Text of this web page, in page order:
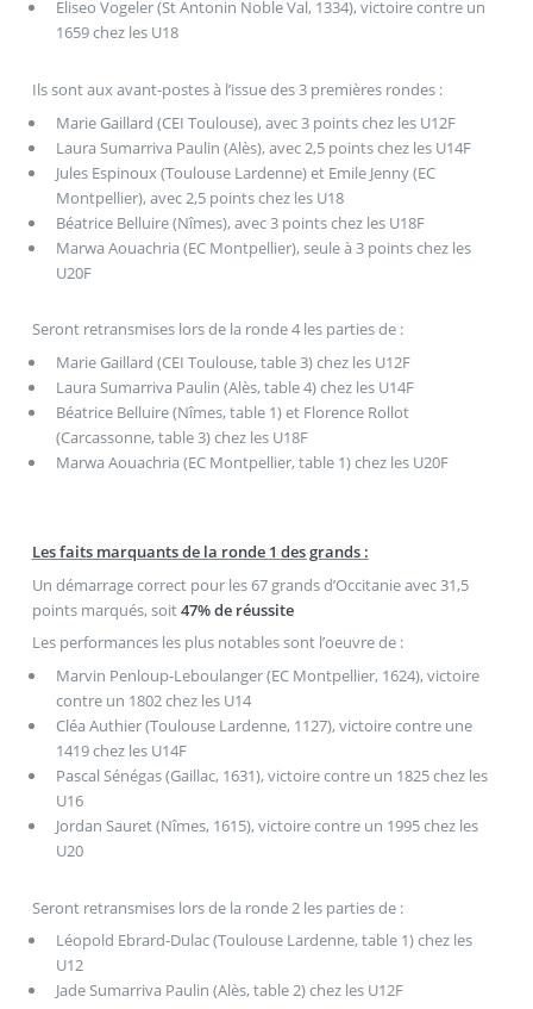
Eliseo Vogeler (St Antonin Noble Val, 1334), victoire contre un
1659 chez les U18
Ils sont aux avant-postes à l’issue des 3 premières rondes :
Marie Gaillard (CEI Toulouse), avec 3 points chez les U12F
Laura Sumarriva Paulin (Alès), avec 2,5 points chez les U14F
Jules Espinoux (Toulouse Lardenne) et Emile Jenny (EC
Montpellier), avec 2,5 points chez les U18
Béatrice Belluire (Nîmes), avec 3 points chez les U18F
Marwa Aouachria (EC Montpellier), seule à 3 points chez les
U20F
Seront retransmises lors de la ronde 4 les parties de :
Marie Gaillard (CEI Toulouse, table 3) chez les U12F
Laura Sumarriva Paulin (Alès, table 4) chez les U14F
Béatrice Belluire (Nîmes, table 1) et Florence Rollot
(Carcassonne, table 3) chez les U18F
Marwa Aouachria (EC Montpellier, table 1) chez les U20F
Les faits marquants de la ronde 1 des grands :
Un démarrage correct pour les 67 grands d’Occitanie avec 31,5
points marqués, soit47% de réussite
Les performances les plus notables sont l’oeuvre de :
Marvin Penloup-Leboulanger (EC Montpellier, 1624), victoire
contre un 1802 chez les U14
Cléa Authier (Toulouse Lardenne, 1127), victoire contre une
1419 chez les U14F
Pascal Sénégas (Gaillac, 1631), victoire contre un 1825 chez les
U16
Jordan Sauret (Nîmes, 1615), victoire contre un 1995 chez les
U20
Seront retransmises lors de la ronde 2 les parties de :
Léopold Ebrard-Dulac (Toulouse Lardenne, table 1) chez les
U12
Jade Sumarriva Paulin (Alès, table 2) chez les U12F